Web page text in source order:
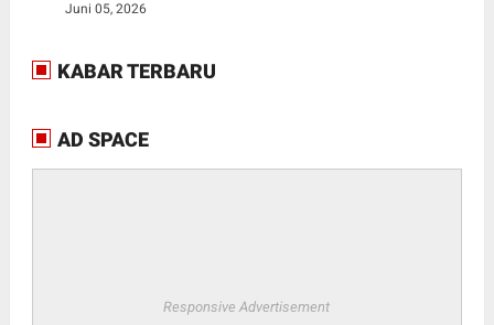
Juni 05, 2026
KABAR TERBARU
AD SPACE
Responsive Advertisement